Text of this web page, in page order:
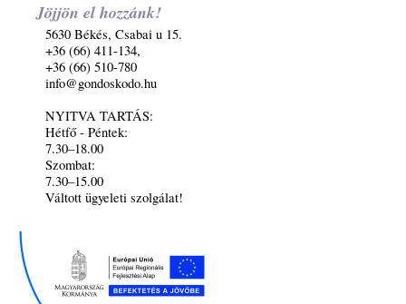
Jöjjön el hozzánk!
5630 Békés, Csabai u 15.
+36 (66) 411-134,
+36 (66) 510-780
info@gondoskodo.hu
NYITVA TARTÁS:
Hétfő - Péntek:
7.30–18.00
Szombat:
7.30–15.00
Váltott ügyeleti szolgálat!